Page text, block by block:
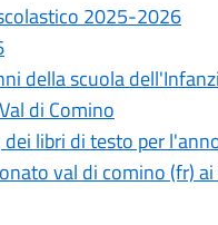
2025-2026
della scuola
di Comino
libri di testo per
val di comino (fr)